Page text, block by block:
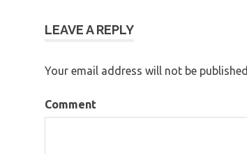
LEAVE A REPLY
Your email address will not be published.
Comment